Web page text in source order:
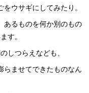
ウサギにしてみたり。
あるものを何か別のもの
す。
しつらえなども、
らませてできたものなん